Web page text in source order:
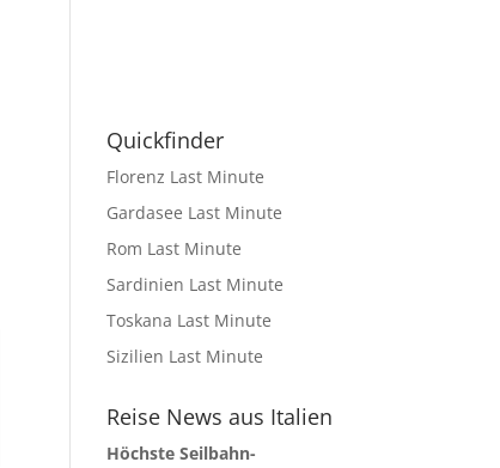
Quickfinder
Florenz Last Minute
Gardasee Last Minute
Rom Last Minute
Sardinien Last Minute
Toskana Last Minute
Sizilien Last Minute
Reise News aus Italien
Höchste Seilbahn-